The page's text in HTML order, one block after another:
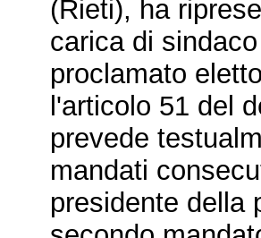
(Rieti), ha
carica di
proclamato
l'articolo 51 del
prevede
mandati
presidente della